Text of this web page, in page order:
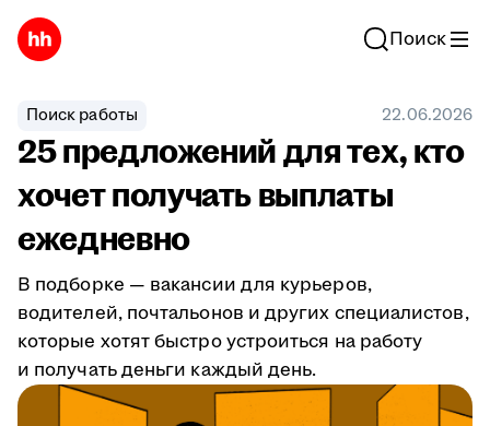
Поиск
Поиск работы 22.06.2026
25 предложений для тех, кто
хочет получать выплаты
ежедневно
В подборке — вакансии для курьеров,
водителей, почтальонов и других специалистов,
которые хотят быстро устроиться на работу
и получать деньги каждый день.